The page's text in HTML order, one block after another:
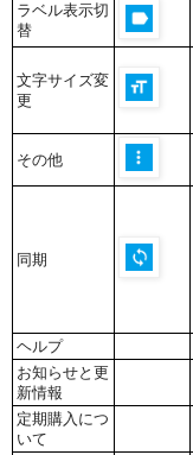
ラベル表示切
替
文字サイズ変
更
その他
同期
ヘルプ
お知らせと更
新情報
定期購入につ
いて